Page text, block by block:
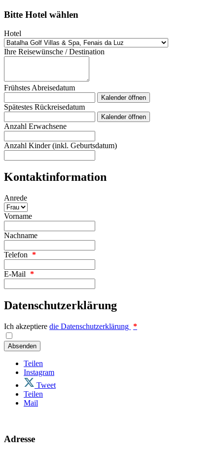
Bitte Hotel wählen
Hotel
Ihre Reisewünsche / Destination
Frühstes Abreisedatum
Kalender öffnen
Spätestes Rückreisedatum
Kalender öffnen
Anzahl Erwachsene
Anzahl Kinder (inkl. Geburtsdatum)
Kontaktinformation
Anrede
Vorname
Nachname
Telefon *
E-Mail *
Datenschutzerklärung
Ich akzeptiere die Datenschutzerklärung *
Absenden
Teilen
Instagram
Tweet
Teilen
Mail
Adresse